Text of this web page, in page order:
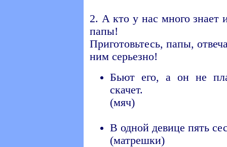
2. А кто у нас много знает
папы!
Приготовьтесь, папы,
ним серьезно!
Бьют его, а он не
скачет.
(мяч)
В одной девице пять
(матрешки)